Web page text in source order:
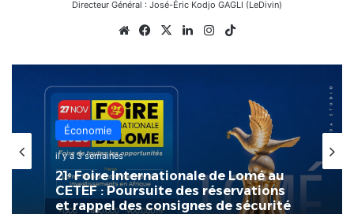
Directeur Général : José-Éric Kodjo GAGLI (LeDivin)
WebsiteFacebook
X LinkedinInstagram
Économie
il y a 3 semaines
21ᵉ Foire Internationale de Lomé au
CETEF : Poursuite des réservations
et rappel des consignes de sécurité